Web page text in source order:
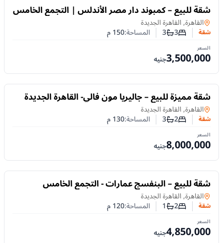
للبيع
شقة للبيع – كمبوند دار مصر الأندلس | التجمع الخامس
شقةفي
القاهرة, القاهرة الجديدة
شقة عدد غرف النوم
3عدد الحمامات
3 المساحة:150م
السعر
3,500,000جنيه
للبيع
شقة مميزة للبيع – جاليريا مون فالي- القاهرة الجديدة
شقةفي
القاهرة, القاهرة الجديدة
شقة عدد غرف النوم
2عدد الحمامات
3 المساحة:130م
السعر
8,000,000جنيه
للبيع
شقة للبيع – البنفسج عمارات - التجمع الخامس
شقةفي
القاهرة, القاهرة الجديدة
شقة عدد غرف النوم
2عدد الحمامات
1 المساحة:120م
السعر
4,850,000جنيه